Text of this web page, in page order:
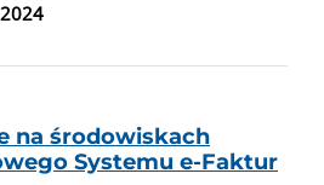
na środowiskach
Systemu e-Faktur